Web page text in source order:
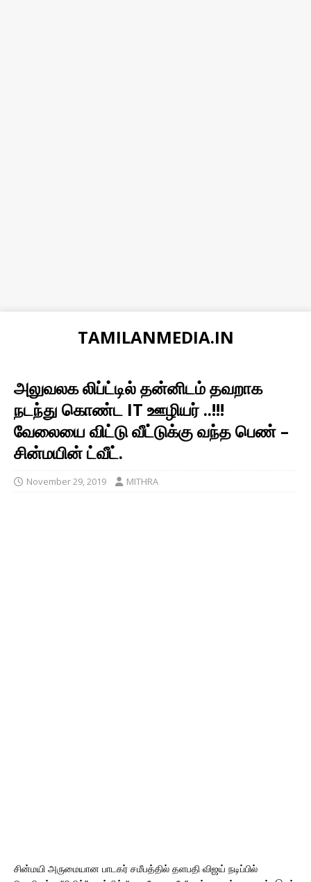
TAMILANMEDIA.IN
அலுவலக லிப்ட்டில் தன்னிடம் தவறாக
நடந்து கொண்ட IT ஊழியர் ..!!!
வேலையை விட்டு வீட்டுக்கு வந்த பெண் –
சின்மயின் ட்வீட்.
November 29, 2019 MITHRA
சின்மயி அருமையான பாடகர் சமீபத்தில் தளபதி விஜய் நடிப்பில்